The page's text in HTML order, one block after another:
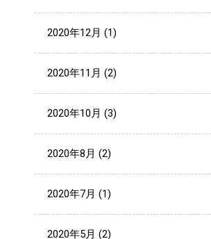
2020年12月 (1)
2020年11月 (2)
2020年10月 (3)
2020年8月 (2)
2020年7月 (1)
2020年5月 (2)